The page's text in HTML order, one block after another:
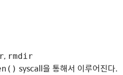
, rmdir
syscall을 통해서 이루어진다.